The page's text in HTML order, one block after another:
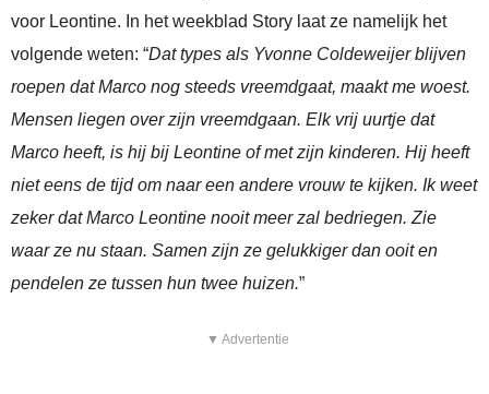
voor Leontine. In het weekblad Story laat ze namelijk het
volgende weten: “Dat types als Yvonne Coldeweijer blijven
roepen dat Marco nog steeds vreemdgaat, maakt me woest.
Mensen liegen over zijn vreemdgaan. Elk vrij uurtje dat
Marco heeft, is hij bij Leontine of met zijn kinderen. Hij heeft
niet eens de tijd om naar een andere vrouw te kijken. Ik weet
zeker dat Marco Leontine nooit meer zal bedriegen. Zie
waar ze nu staan. Samen zijn ze gelukkiger dan ooit en
pendelen ze tussen hun twee huizen.”
▼ Advertentie